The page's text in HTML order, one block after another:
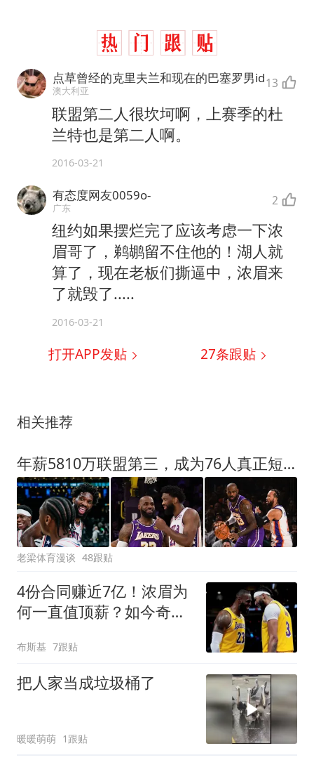
点草曾经的克里夫兰和现在的巴塞罗男id
澳大利亚 13
联盟第二人很坎坷啊，上赛季的杜
兰特也是第二人啊。
2016-03-21
有态度网友0059o-
广东 2
纽约如果摆烂完了应该考虑一下浓
眉哥了，鹈鹕留不住他的！湖人就
算了，现在老板们撕逼中，浓眉来
了就毁了.....
2016-03-21
打开APP发贴 27条跟贴
相关推荐
年薪5810万联盟第三，成为76人真正短板？恩比德或许真该离开了
老梁体育漫谈 48跟贴
4份合同赚近7亿！浓眉为
何一直值顶薪？如今奇才
布斯基 7跟贴
把人家当成垃圾桶了
暖暖萌萌 1跟贴